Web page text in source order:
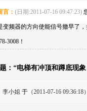
言： (日期:2011-07-16 09:47:23)
变频器的方向使能信号撤早了
3008！
：“电梯有冲顶和蹲底现
李小姐 于 （2011-07-16 09:36:18